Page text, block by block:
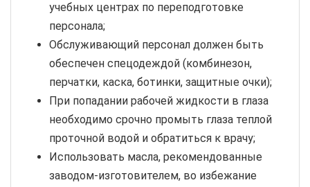
учебных центрах по переподготовке
персонала;
Обслуживающий персонал должен быть
обеспечен спецодеждой (комбинезон,
перчатки, каска, ботинки, защитные очки);
При попадании рабочей жидкости в глаза
необходимо срочно промыть глаза теплой
проточной водой и обратиться к врачу;
Использовать масла, рекомендованные
заводом-изготовителем, во избежание